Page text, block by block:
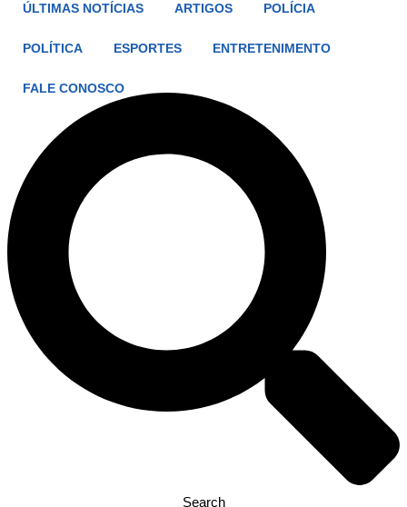
ÚLTIMAS NOTÍCIAS ARTIGOS POLÍCIA
POLÍTICA ESPORTES ENTRETENIMENTO
FALE CONOSCO
Search